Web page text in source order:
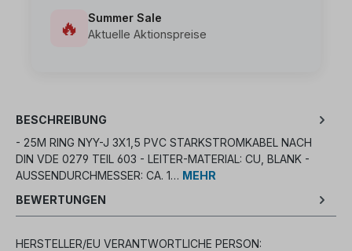
🔥
Summer Sale
Aktuelle Aktionspreise
BESCHREIBUNG
- 25M RING NYY-J 3X1,5 PVC STARKSTROMKABEL NACH
DIN VDE 0279 TEIL 603 - LEITER-MATERIAL: CU, BLANK -
AUSSENDURCHMESSER: CA. 1… MEHR
BEWERTUNGEN
HERSTELLER/EU VERANTWORTLICHE PERSON: